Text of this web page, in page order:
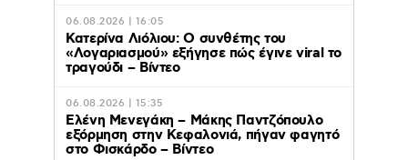
06.08.2026 | 16:05
Κατερίνα Λιόλιου: Ο συνθέτης του
«Λογαριασμού» εξήγησε πώς έγινε viral το
τραγούδι – Βίντεο
06.08.2026 | 15:35
Ελένη Μενεγάκη – Μάκης Παντζόπουλο
εξόρμηση στην Κεφαλονιά, πήγαν φαγητό
στο Φισκάρδο – Βίντεο